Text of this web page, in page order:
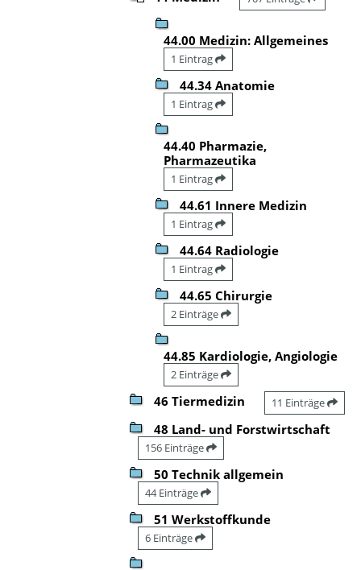
44.00 Medizin: Allgemeines
1 Eintrag
44.34 Anatomie
1 Eintrag
44.40 Pharmazie,
Pharmazeutika
1 Eintrag
44.61 Innere Medizin
1 Eintrag
44.64 Radiologie
1 Eintrag
44.65 Chirurgie
2 Einträge
44.85 Kardiologie, Angiologie
2 Einträge
46 Tiermedizin 11 Einträge
48 Land- und Forstwirtschaft
156 Einträge
50 Technik allgemein
44 Einträge
51 Werkstoffkunde
6 Einträge